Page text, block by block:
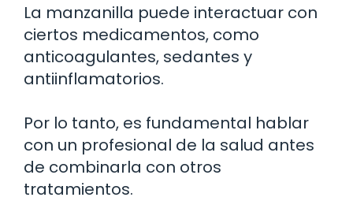
La manzanilla puede interactuar con
ciertos medicamentos, como
anticoagulantes, sedantes y
antiinflamatorios.
Por lo tanto, es fundamental hablar
con un profesional de la salud antes
de combinarla con otros
tratamientos.